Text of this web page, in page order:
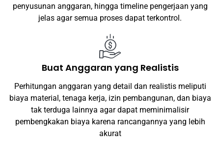
penyusunan anggaran, hingga timeline pengerjaan yang
jelas agar semua proses dapat terkontrol.
Buat Anggaran yang Realistis
Perhitungan anggaran yang detail dan realistis meliputi
biaya material, tenaga kerja, izin pembangunan, dan biaya
tak terduga lainnya agar dapat meminimalisir
pembengkakan biaya karena rancangannya yang lebih
akurat